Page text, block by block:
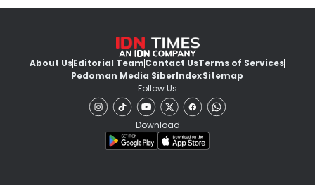
About UsEditorial TeamContact UsTerms of Services
Pedoman Media SiberIndexSitemap
Follow Us
Download